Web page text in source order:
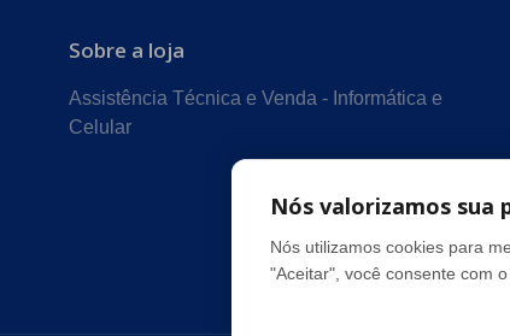
Sobre a loja
Assistência Técnica e Venda - Informática e
Celular
Nós valorizamos sua
Nós utilizamos cookies para
"Aceitar", você consente com